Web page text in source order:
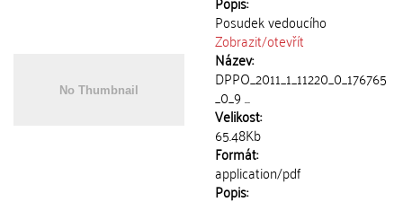
Posudek vedoucího
Zobrazit/otevřít
Název:
DPPO_2011_1_11220_0_176765
_0_9 ...
Velikost:
65.48Kb
Formát:
application/pdf
Popis: